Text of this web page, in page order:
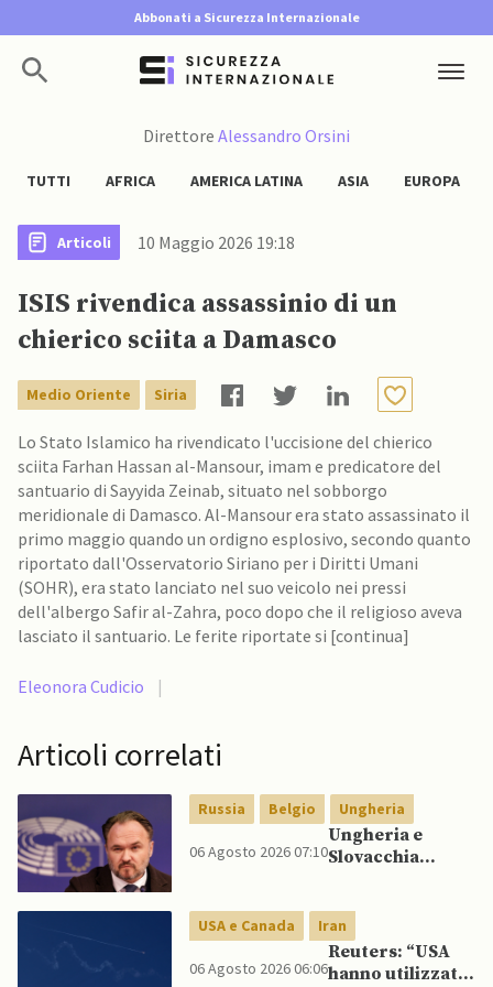
Abbonati a Sicurezza Internazionale
Direttore Alessandro Orsini
TUTTI AFRICA AMERICA LATINA ASIA EUROPA
Articoli 10 Maggio 2026 19:18
ISIS rivendica assassinio di un
chierico sciita a Damasco
Medio Oriente Siria
Lo Stato Islamico ha rivendicato l'uccisione del chierico
sciita Farhan Hassan al-Mansour, imam e predicatore del
santuario di Sayyida Zeinab, situato nel sobborgo
meridionale di Damasco. Al-Mansour era stato assassinato il
primo maggio quando un ordigno esplosivo, secondo quanto
riportato dall'Osservatorio Siriano per i Diritti Umani
(SOHR), era stato lanciato nel suo veicolo nei pressi
dell'albergo Safir al-Zahra, poco dopo che il religioso aveva
lasciato il santuario. Le ferite riportate si [continua]
Eleonora Cudicio |
Articoli correlati
Russia Belgio Ungheria
06 Agosto 2026 07:10
Ungheria e
Slovacchia
con petrolio
russo, mentre
Belgio aumenta
USA e Canada Iran
06 Agosto 2026 06:06
Reuters: “USA
hanno utilizzato